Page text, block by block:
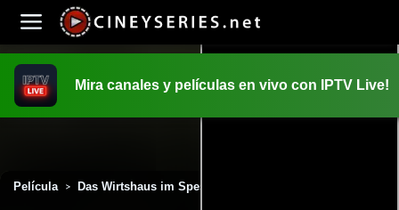
Mira canales y películas en vivo con IPTV Live!
Película > Das Wirtshaus im Spessart (1958)